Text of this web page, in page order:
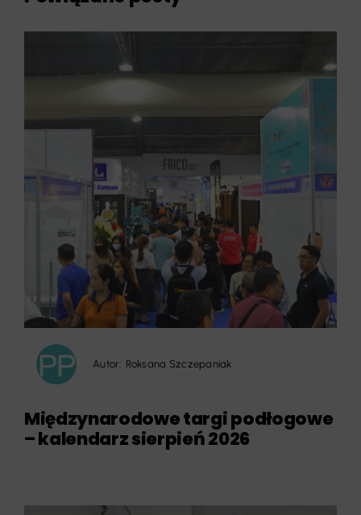
Autor: Roksana Szczepaniak
Międzynarodowe targi podłogowe
– kalendarz sierpień 2026